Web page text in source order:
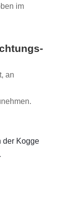
im
an
der Kogge